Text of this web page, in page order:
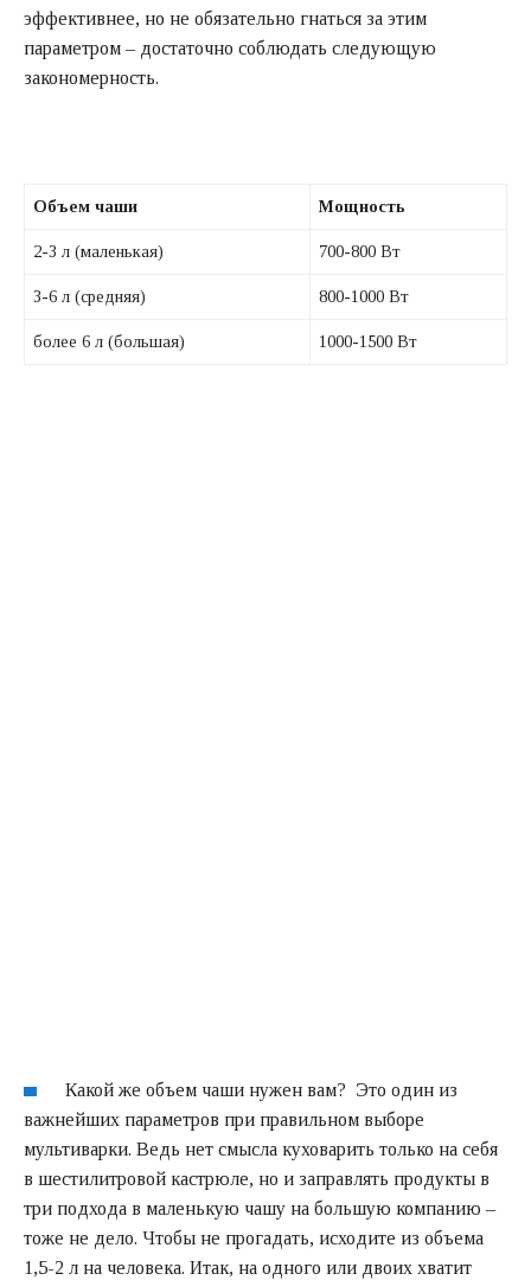
эффективнее, но не обязательно гнаться за этим
параметром – достаточно соблюдать следующую
закономерность.
Объем чаши Мощность
2-3 л (маленькая) 700-800 Вт
3-6 л (средняя) 800-1000 Вт
более 6 л (большая) 1000-1500 Вт
Какой же объем чаши нужен вам? Это один из
важнейших параметров при правильном выборе
мультиварки. Ведь нет смысла куховарить только на себя
в шестилитровой кастрюле, но и заправлять продукты в
три подхода в маленькую чашу на большую компанию –
тоже не дело. Чтобы не прогадать, исходите из объема
1,5-2 л на человека. Итак, на одного или двоих хватит